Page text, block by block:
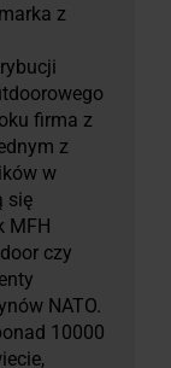
z
firma z
z
w
się
MFH
czy
NATO.
10000